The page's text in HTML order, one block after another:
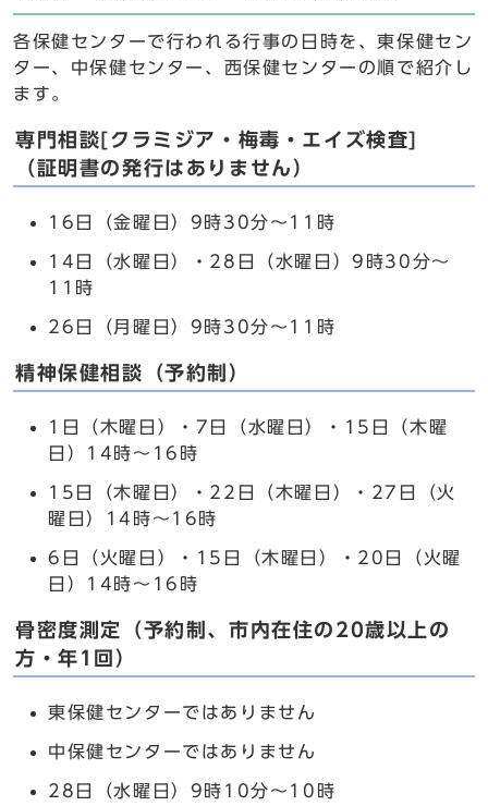
各保健センターで行われる行事の日時を、東保健セン
ター、中保健センター、西保健センターの順で紹介し
ます。
専門相談[クラミジア・梅毒・エイズ検査]
（証明書の発行はありません）
16日（金曜日）9時30分～11時
14日（水曜日）・28日（水曜日）9時30分～
11時
26日（月曜日）9時30分～11時
精神保健相談（予約制）
1日（木曜日）・7日（水曜日）・15日（木曜
日）14時～16時
15日（木曜日）・22日（木曜日）・27日（火
曜日）14時～16時
6日（火曜日）・15日（木曜日）・20日（火曜
日）14時～16時
骨密度測定（予約制、市内在住の20歳以上の
方・年1回）
東保健センターではありません
中保健センターではありません
28日（水曜日）9時10分～10時